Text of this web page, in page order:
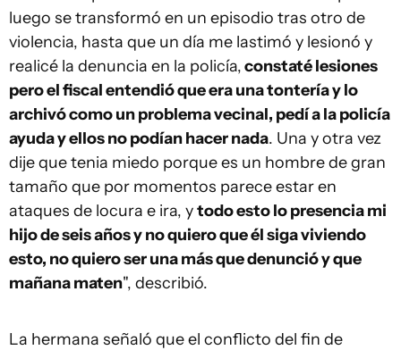
luego se transformó en un episodio tras otro de
violencia, hasta que un día me lastimó y lesionó y
realicé la denuncia en la policía,constaté lesiones
pero el fiscal entendió que era una tontería y lo
archivó como un problema vecinal, pedí a la policía
ayuda y ellos no podían hacer nada. Una y otra vez
dije que tenia miedo porque es un hombre de gran
tamaño que por momentos parece estar en
ataques de locura e ira, ytodo esto lo presencia mi
hijo de seis años y no quiero que él siga viviendo
esto, no quiero ser una más que denunció y que
mañana maten", describió.
La hermana señaló que el conflicto del fin de